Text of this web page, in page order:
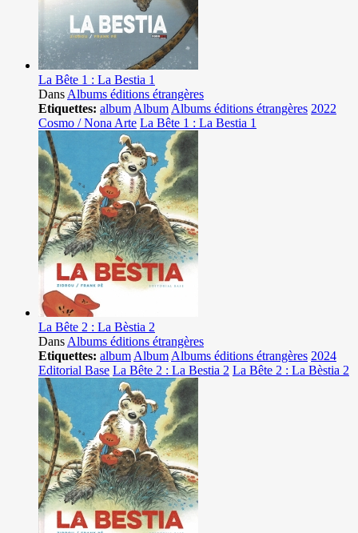
La Bête 1 : La Bestia 1
Dans Albums éditions étrangères
Etiquettes: album Album Albums éditions étrangères 2022
Cosmo / Nona Arte La Bête 1 : La Bestia 1
La Bête 2 : La Bèstia 2
Dans Albums éditions étrangères
Etiquettes: album Album Albums éditions étrangères 2024
Editorial Base La Bête 2 : La Bestia 2 La Bête 2 : La Bèstia 2